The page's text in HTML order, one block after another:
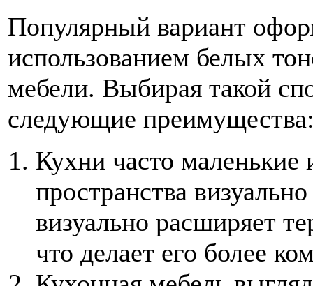
Популярный вариант
использованием белых
мебели. Выбирая такой
следующие
Кухни часто маленькие
пространства
визуально расширяет
что делает его более